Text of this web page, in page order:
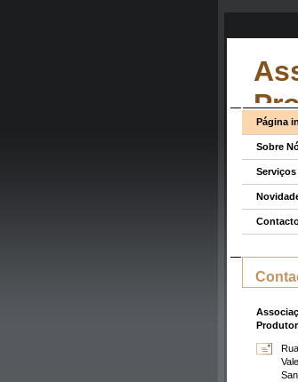
Página
Sobre
Serviços